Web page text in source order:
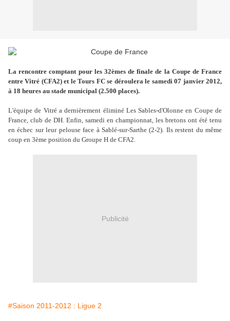
La rencontre comptant pour les 32èmes de finale de la Coupe de France
entre Vitré (CFA2) et le Tours FC se déroulera le samedi 07 janvier 2012,
à 18 heures au stade municipal (2.500 places).
L'équipe de Vitré a dernièrement éliminé Les Sables-d'Olonne en Coupe de
France, club de DH. Enfin, samedi en championnat, les bretons ont été tenu
en échec sur leur pelouse face à Sablé-sur-Sarthe (2-2). Ils restent du même
coup en 3ème position du Groupe H de CFA2.
Publicité
#Saison 2011-2012 : Ligue 2